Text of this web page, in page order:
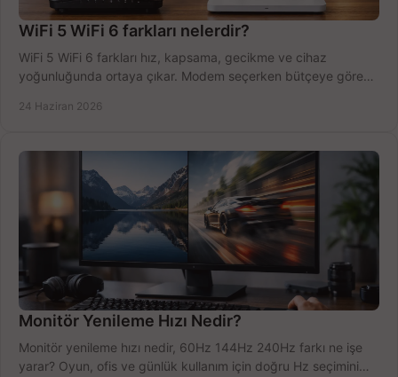
WiFi 5 WiFi 6 farkları nelerdir?
WiFi 5 WiFi 6 farkları hız, kapsama, gecikme ve cihaz
yoğunluğunda ortaya çıkar. Modem seçerken bütçeye göre
24 Haziran 2026
Monitör Yenileme Hızı Nedir?
Monitör yenileme hızı nedir, 60Hz 144Hz 240Hz farkı ne işe
yarar? Oyun, ofis ve günlük kullanım için doğru Hz seçimini